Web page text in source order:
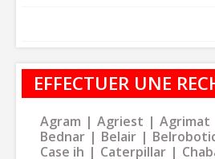
EFFECTUER UNE
Agram Agriest Agrimat
Bednar
Belair
Case ih
Caterpillar